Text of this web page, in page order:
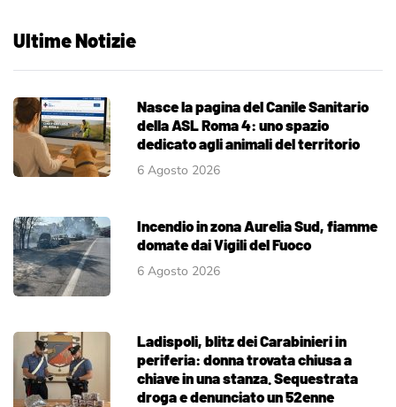
Ultime Notizie
Nasce la pagina del Canile Sanitario
della ASL Roma 4: uno spazio
dedicato agli animali del territorio
6 Agosto 2026
Incendio in zona Aurelia Sud, fiamme
domate dai Vigili del Fuoco
6 Agosto 2026
Ladispoli, blitz dei Carabinieri in
periferia: donna trovata chiusa a
chiave in una stanza. Sequestrata
droga e denunciato un 52enne